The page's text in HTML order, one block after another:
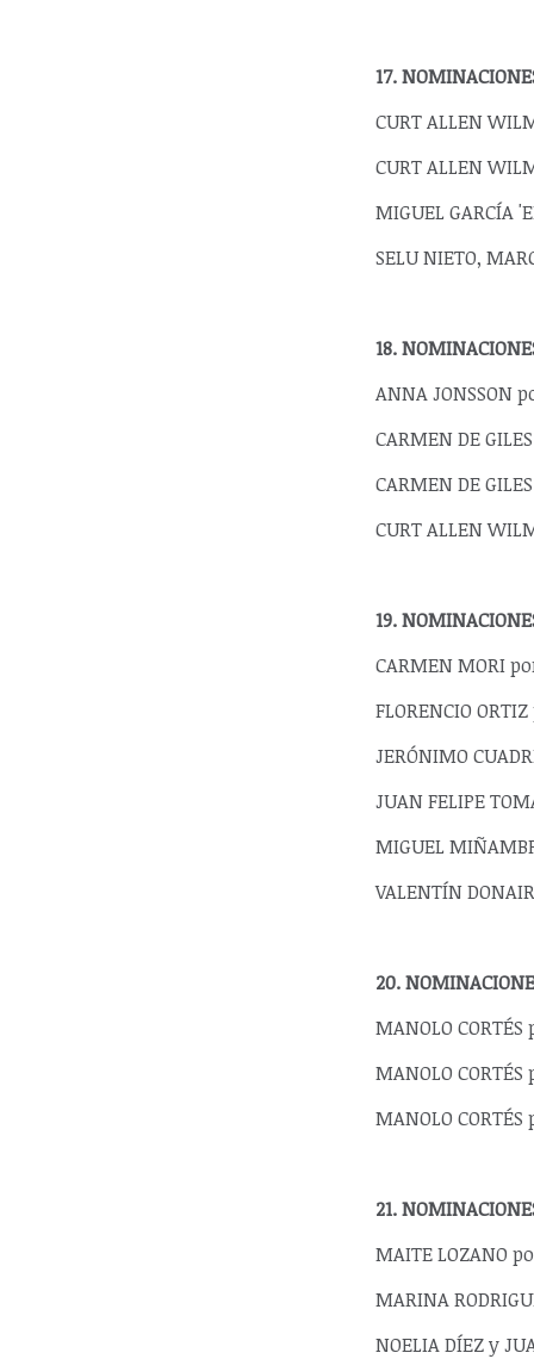
17.
CURT ALLEN
CURT ALLEN
MIGUEL GARCÍA
SELU NIETO,
18.
ANNA JONSSON
CARMEN DE
CARMEN DE
CURT ALLEN
19.
CARMEN MORI
FLORENCIO
JERÓNIMO
JUAN FELIPE
MIGUEL
VALENTÍN
20.
MANOLO
MANOLO
MANOLO
21.
MAITE LOZANO
MARINA
NOELIA DÍEZ y